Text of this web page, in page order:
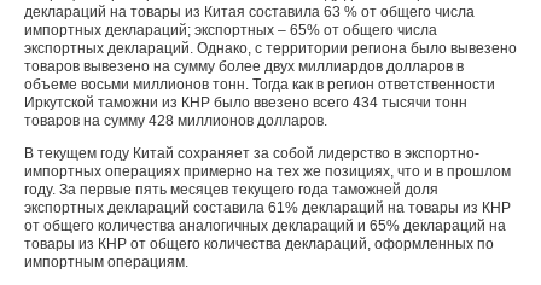
деклараций на товары из Китая составила 63 % от общего числа
импортных деклараций; экспортных – 65% от общего числа
экспортных деклараций. Однако, с территории региона было вывезено
товаров вывезено на сумму более двух миллиардов долларов в
объеме восьми миллионов тонн. Тогда как в регион ответственности
Иркутской таможни из КНР было ввезено всего 434 тысячи тонн
товаров на сумму 428 миллионов долларов.
В текущем году Китай сохраняет за собой лидерство в экспортно-
импортных операциях примерно на тех же позициях, что и в прошлом
году. За первые пять месяцев текущего года таможней доля
экспортных деклараций составила 61% деклараций на товары из КНР
от общего количества аналогичных деклараций и 65% деклараций на
товары из КНР от общего количества деклараций, оформленных по
импортным операциям.